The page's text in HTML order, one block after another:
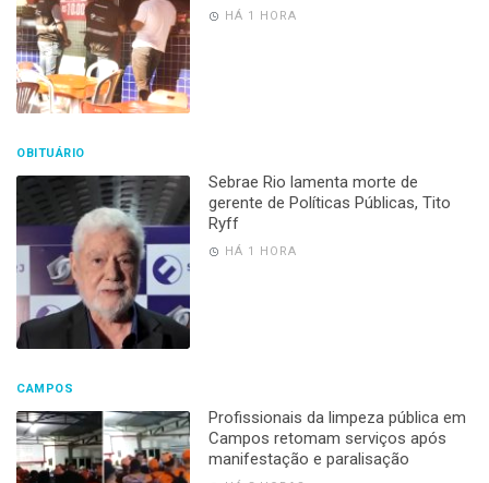
HÁ 1 HORA
OBITUÁRIO
Sebrae Rio lamenta morte de
gerente de Políticas Públicas, Tito
Ryff
HÁ 1 HORA
CAMPOS
Profissionais da limpeza pública em
Campos retomam serviços após
manifestação e paralisação